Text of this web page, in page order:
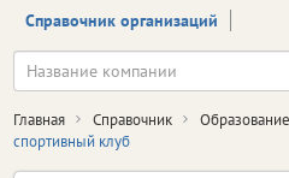
Справочник организаций
Главная Справочник Образование
спортивный клуб